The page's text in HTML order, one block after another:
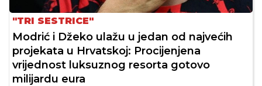
"TRI SESTRICE"
Modrić i Džeko ulažu u jedan od najvećih
projekata u Hrvatskoj: Procijenjena
vrijednost luksuznog resorta gotovo
milijardu eura